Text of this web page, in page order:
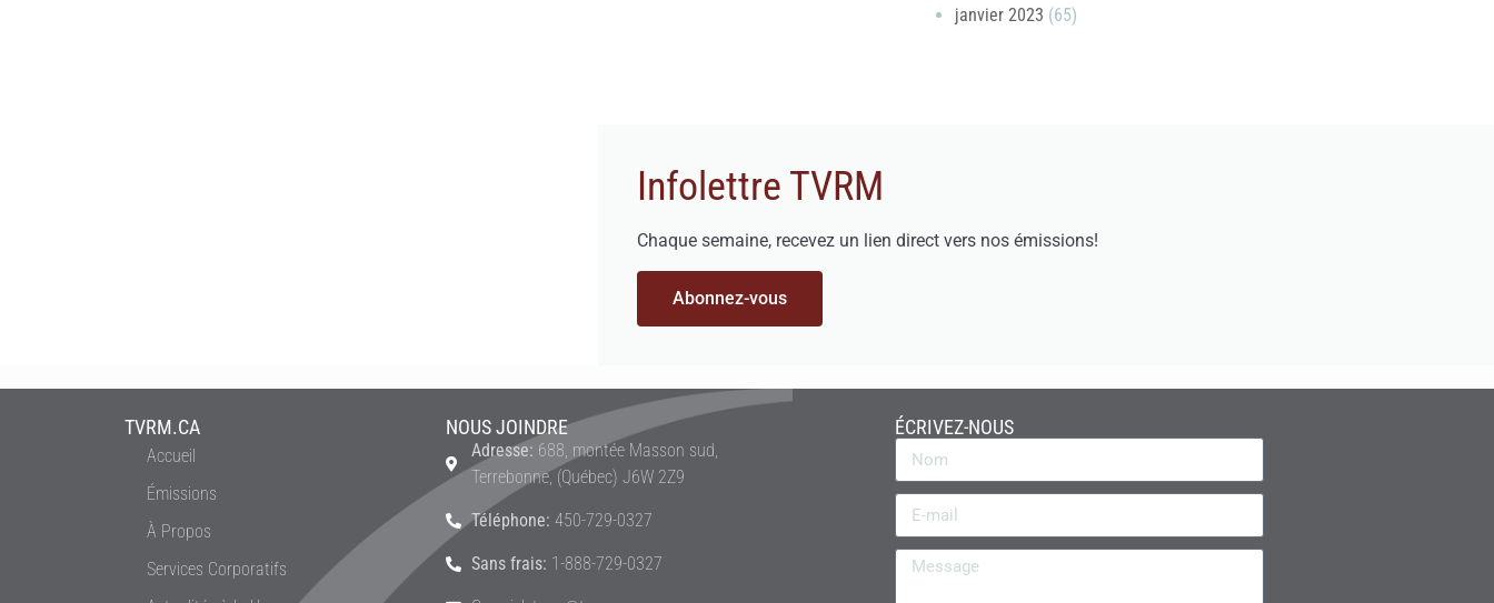
janvier 2023 (65)
Infolettre TVRM
Chaque semaine, recevez un lien direct vers nos émissions!
Abonnez-vous
TVRM.CA
Accueil
Émissions
À Propos
Services Corporatifs
NOUS JOINDRE
Adresse: 688, montée Masson sud,
Terrebonne, (Québec) J6W 2Z9
Téléphone: 450-729-0327
Sans frais: 1-888-729-0327
ÉCRIVEZ-NOUS